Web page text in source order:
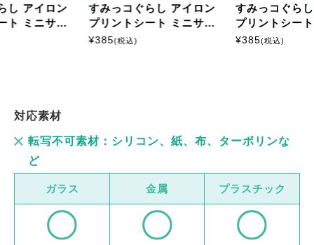
し アイロン
ト ミニサイ
すみっコぐらし アイロン
プリントシート ミニサイ
ズ
¥385(税込)
すみっコぐら
プリントシー
ズ
¥385(税込)
対応素材
転写不可素材：シリコン、紙、布、ターボリンな
ど
ガラス 金属 プラスチック